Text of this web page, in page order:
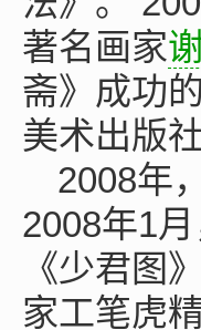
著名画家
斋》成功
美术出版
2008年
2008年1
《少君图
家工笔虎